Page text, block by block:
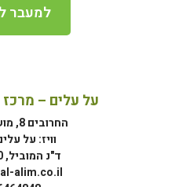
למעבר
על עלים –
החרובים 8, מושב ציפורי
וויז: על
ד"נ המוביל, 1791000
alim.co.il